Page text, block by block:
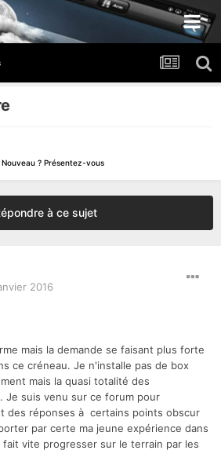
Nouveau ? Présentez-vous
à ce sujet
2016
mais la demande se faisant plus forte
ce créneau. Je n'installe pas de box
mais la quasi totalité des
Je suis venu sur ce forum pour
des réponses à certains points obscur
par certe ma jeune expérience dans
fait vite progresser sur le terrain par les